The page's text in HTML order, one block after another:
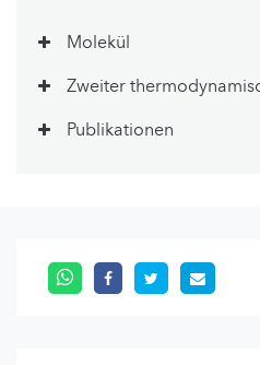
Molekül
Zweiter
Publikationen